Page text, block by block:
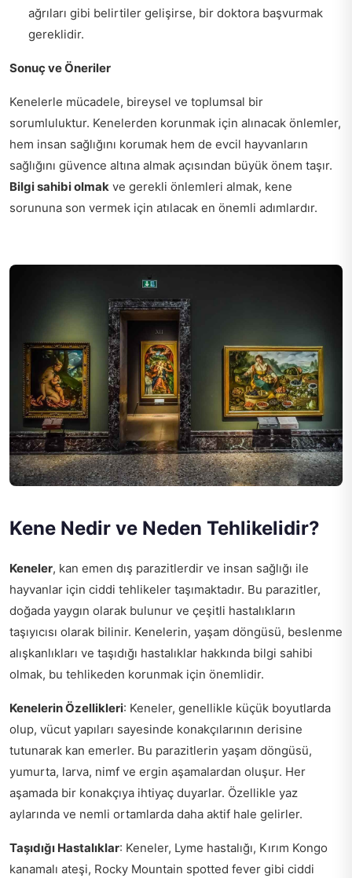
ağrıları gibi belirtiler gelişirse, bir doktora başvurmak
gereklidir.
Sonuç ve Öneriler
Kenelerle mücadele, bireysel ve toplumsal bir
sorumluluktur. Kenelerden korunmak için alınacak önlemler,
hem insan sağlığını korumak hem de evcil hayvanların
sağlığını güvence altına almak açısından büyük önem taşır.
Bilgi sahibi olmak ve gerekli önlemleri almak, kene
sorununa son vermek için atılacak en önemli adımlardır.
Kene Nedir ve Neden Tehlikelidir?
Keneler, kan emen dış parazitlerdir ve insan sağlığı ile
hayvanlar için ciddi tehlikeler taşımaktadır. Bu parazitler,
doğada yaygın olarak bulunur ve çeşitli hastalıkların
taşıyıcısı olarak bilinir. Kenelerin, yaşam döngüsü, beslenme
alışkanlıkları ve taşıdığı hastalıklar hakkında bilgi sahibi
olmak, bu tehlikeden korunmak için önemlidir.
Kenelerin Özellikleri: Keneler, genellikle küçük boyutlarda
olup, vücut yapıları sayesinde konakçılarının derisine
tutunarak kan emerler. Bu parazitlerin yaşam döngüsü,
yumurta, larva, nimf ve ergin aşamalardan oluşur. Her
aşamada bir konakçıya ihtiyaç duyarlar. Özellikle yaz
aylarında ve nemli ortamlarda daha aktif hale gelirler.
Taşıdığı Hastalıklar: Keneler, Lyme hastalığı, Kırım Kongo
kanamalı ateşi, Rocky Mountain spotted fever gibi ciddi